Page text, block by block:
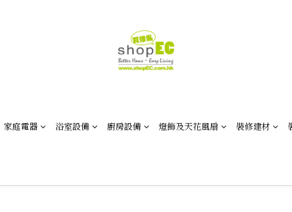
家庭電器 浴室設備 廚房設備 燈飾及天花風扇 裝修建材